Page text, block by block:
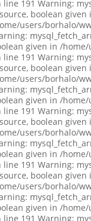
line 191 Warning:
boolean given
users/borhalo/
given in /
line 191 Warning:
boolean given
users/borhalo/
given in /
line 191 Warning:
boolean given
users/borhalo/
given in /
line 191 Warning:
boolean given
users/borhalo/
given in /
line 191 Warning: